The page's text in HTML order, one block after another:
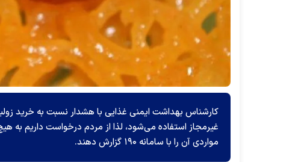
کارشناس بهداشت ایمنی غذایی با هشدار نسبت به خرید
غیرمجاز استفاده می‌شود، لذا از مردم درخواست داریم به
مواردی آن را با سامانه ۱۹۰ گزارش دهند.